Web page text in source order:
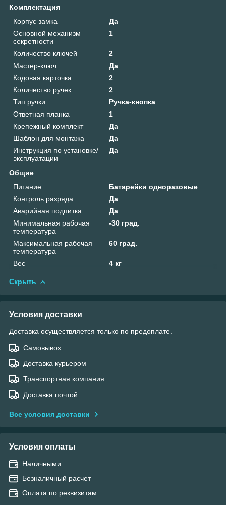
Комплектация
Корпус замка
Да
Основной механизм
секретности
1
Количество ключей
2
Мастер-ключ
Да
Кодовая карточка
2
Количество ручек
2
Тип ручки
Ручка-кнопка
Ответная планка
1
Крепежный комплект
Да
Шаблон для монтажа
Да
Инструкция по установке/
эксплуатации
Да
Общие
Питание
Батарейки одноразовые
Контроль разряда
Да
Аварийная подпитка
Да
Минимальная рабочая
температура
-30 град.
Максимальная рабочая
температура
60 град.
Вес 4 кг
Скрыть
Условия доставки
Доставка осуществляется только по предоплате.
Самовывоз
Доставка курьером
Транспортная компания
Доставка почтой
Все условия доставки
Условия оплаты
Наличными
Безналичный расчет
Оплата по реквизитам